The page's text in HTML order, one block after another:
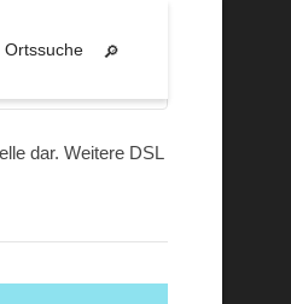
Ortssuche
dar. Weitere DSL